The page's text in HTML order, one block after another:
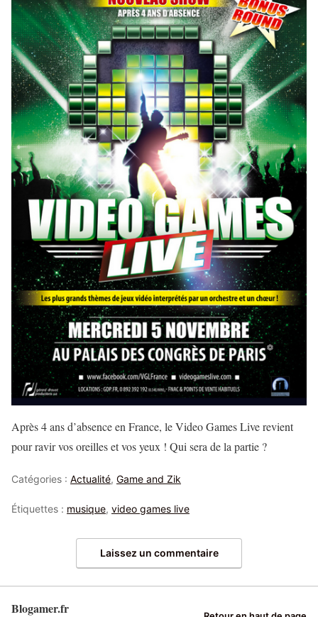
Après 4 ans d’absence en France, le Video Games Live revient
pour ravir vos oreilles et vos yeux ! Qui sera de la partie ?
Catégories : Actualité, Game and Zik
Étiquettes : musique, video games live
Laissez un commentaire
Blogamer.fr